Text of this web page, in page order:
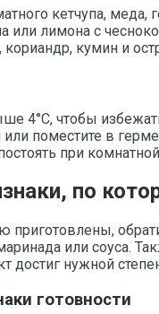
кетчупа, меда,
или лимона с
кумин и
4°С, чтобы
поместите в
при
по
приготовлены,
или соуса.
достиг нужной
готовности